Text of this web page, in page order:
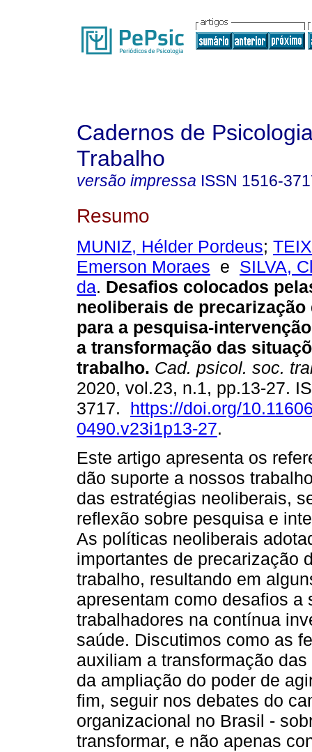
Cadernos de
Trabalho
versão impressa ISSN 1516-
Resumo
MUNIZ, Hélder Pordeus;
Emerson Moraes e SILVA,
da. Desafios colocados
neoliberais de precarização
para a pesquisa-
a transformação das
trabalho. Cad. psicol. soc.
2020, vol.23, n.1, pp.13-27.
3717. https://doi.org/
0490.v23i1p13-27.
Este artigo apresenta os
dão suporte a nossos
das estratégias neoliberais,
reflexão sobre pesquisa e
As políticas neoliberais
importantes de precarização
trabalho, resultando em
apresentam como desafios a
trabalhadores na contínua
saúde. Discutimos como as
auxiliam a transformação
da ampliação do poder de
fim, seguir nos debates do
organizacional no Brasil -
transformar, e não apenas